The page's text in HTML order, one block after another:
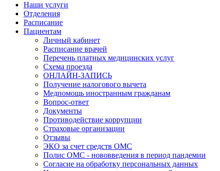
Наши услуги
Отделения
Расписание
Пациентам
Личный кабинет
Расписание врачей
Перечень платных медицинских услуг
Схема проезда
ОНЛАЙН-ЗАПИСЬ
Получение налогового вычета
Медпомощь иностранным гражданам
Вопрос-ответ
Документы
Противодействие коррупции
Страховые организации
Отзывы
ЭКО за счет средств ОМС
Полис ОМС - нововведения в период пандемии
Согласие на обработку персональных данных